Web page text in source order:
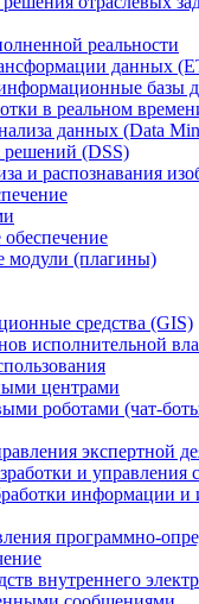
реальности
данных
базы
в реальном
данных (Data
решений (DSS)
и распознавания
модули (плагины)
средства (GIS)
исполнительной
центрами
роботами (чат-
экспертной
и
информации и
программно-
внутреннего